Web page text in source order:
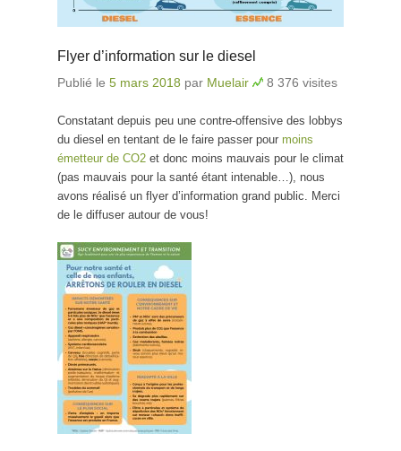
Flyer d’information sur le diesel
Publié le 5 mars 2018 par Muelair 8 376 visites
Constatant depuis peu une contre-offensive des lobbys
du diesel en tentant de le faire passer pour moins
émetteur de CO2 et donc moins mauvais pour le climat
(pas mauvais pour la santé étant intenable…), nous
avons réalisé un flyer d’information grand public. Merci
de le diffuser autour de vous!